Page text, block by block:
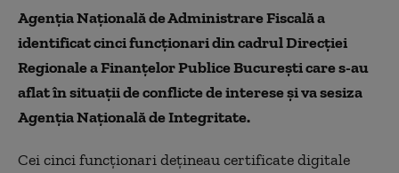
Agenţia Naţională de Administrare Fiscală a
identificat cinci funcţionari din cadrul Direcţiei
Regionale a Finanţelor Publice Bucureşti care s-au
aflat în situaţii de conflicte de interese și va sesiza
Agenția Națională de Integritate.
Cei cinci funcţionari deţineau certificate digitale